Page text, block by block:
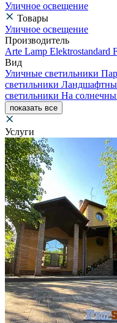
Уличное освещение
Товары
Уличное освещение
Производитель
Arte Lamp Elektrostandard
Вид
Уличные светильники
светильники
светильники На
показать все
Услуги